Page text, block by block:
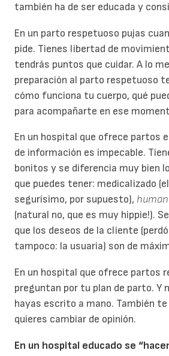
también ha de ser educada y
En un parto respetuoso pujas
pide. Tienes libertad de
tendrás puntos que cuidar. A lo
preparación al parto respetuoso
cómo funciona tu cuerpo, qué
para acompañarte en ese
En un hospital que ofrece partos
de información es impecable.
bonitos y se diferencia muy bien
que puedes tener: medicalizado
segurísimo, por supuesto),
(natural no, que es muy hippie!).
que los deseos de la cliente
tampoco: la usuaria) son de
En un hospital que ofrece partos
preguntan por tu plan de parto. Y
hayas escrito a mano. También
quieres cambiar de opinión.
En un hospital educado se